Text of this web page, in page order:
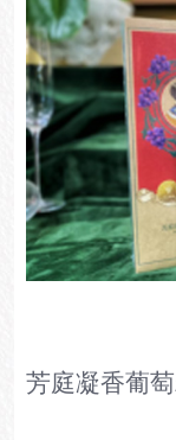
芳庭凝香葡